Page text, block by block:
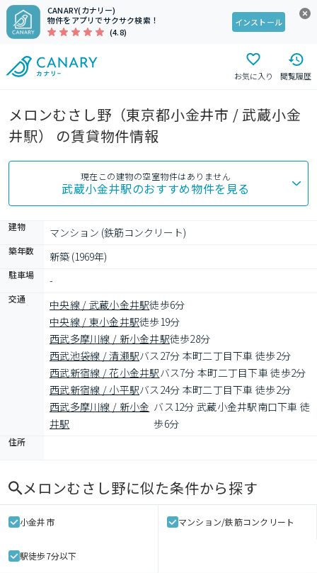
CANARY(カナリー)
物件をアプリでサクサク検索！
(4.8)
インストール
お気に入り 閲覧履歴
メロンむさし野（東京都小金井市 / 武蔵小金
井駅） の賃貸物件情報
現在この建物の空室物件はありません
武蔵小金井駅のおすすめ物件を見る
建物 マンション (鉄筋コンクリート)
築年数 新築 (1969年)
駐車場 -
交通 中央線 / 武蔵小金井駅徒歩6分
中央線 / 東小金井駅徒歩19分
西武多摩川線 / 新小金井駅徒歩28分
西武池袋線 / 清瀬駅バス27分 本町二丁目下車 徒歩2分
西武新宿線 / 花小金井駅バス7分 本町二丁目下車 徒歩2分
西武新宿線 / 小平駅バス24分 本町二丁目下車 徒歩2分
西武多摩川線 / 新小金
井駅
バス12分 武蔵小金井駅南口下車 徒
歩6分
住所
メロンむさし野に似た条件から探す
小金井市 マンション/鉄筋コンクリート
駅徒歩7分以下